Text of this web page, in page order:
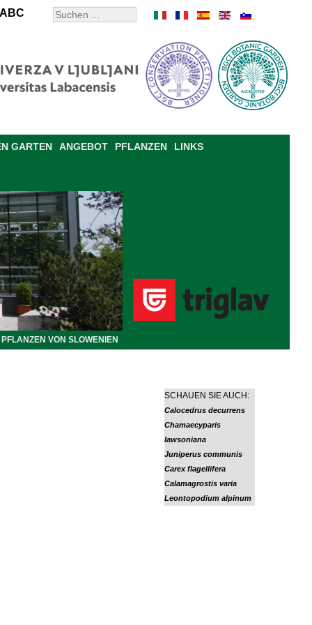
ABC
GARTEN ANGEBOT PFLANZEN LINKS
PFLANZEN VON SLOWENIEN
SCHAUEN SIE AUCH:
Calocedrus decurrens
Chamaecyparis
lawsoniana
Juniperus communis
Carex flagellifera
Calamagrostis varia
Leontopodium alpinum